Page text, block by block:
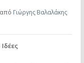
από Γιώργης Βαλαλάκης